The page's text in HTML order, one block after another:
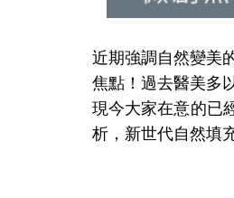
近期強調自然變美
焦點！ 過去醫美多
現今大家在意的已
析，新世代自然填